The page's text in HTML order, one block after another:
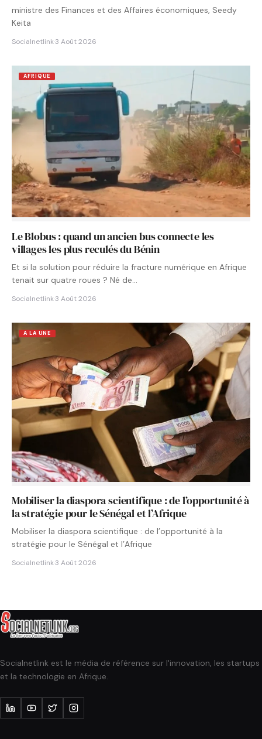
ministre des Finances et des Affaires économiques, Seedy
Keita
Socialnetlink·3 Août 2026
AFRIQUE
Le Blobus : quand un ancien bus connecte les
villages les plus reculés du Bénin
Et si la solution pour réduire la fracture numérique en Afrique
tenait sur quatre roues ? Né de…
Socialnetlink·3 Août 2026
A LA UNE
Mobiliser la diaspora scientifique : de l’opportunité à
la stratégie pour le Sénégal et l’Afrique
Mobiliser la diaspora scientifique : de l’opportunité à la
stratégie pour le Sénégal et l’Afrique
Socialnetlink·3 Août 2026
Socialnetlink est le média de référence sur l'innovation, les startups
et la technologie en Afrique.